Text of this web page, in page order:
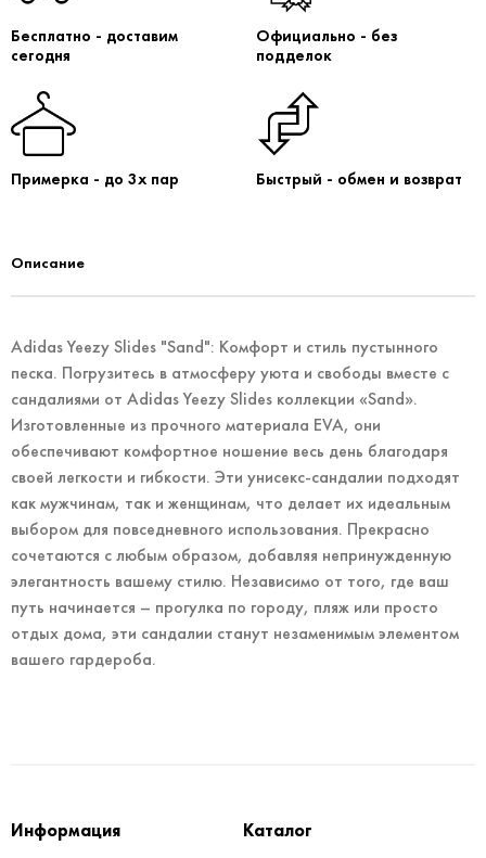
Бесплатно - доставим
сегодня
Официально - без
подделок
Примерка - до 3х пар Быстрый - обмен и возврат
Описание
Adidas Yeezy Slides "Sand": Комфорт и стиль пустынного
песка. Погрузитесь в атмосферу уюта и свободы вместе с
сандалиями от Adidas Yeezy Slides коллекции «Sand».
Изготовленные из прочного материала EVA, они
обеспечивают комфортное ношение весь день благодаря
своей легкости и гибкости. Эти унисекс-сандалии подходят
как мужчинам, так и женщинам, что делает их идеальным
выбором для повседневного использования. Прекрасно
сочетаются с любым образом, добавляя непринужденную
элегантность вашему стилю. Независимо от того, где ваш
путь начинается – прогулка по городу, пляж или просто
отдых дома, эти сандалии станут незаменимым элементом
вашего гардероба.
Информация Каталог